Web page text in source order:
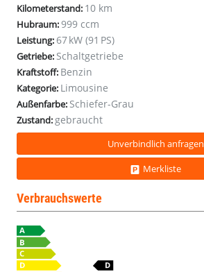
Kilometerstand: 10 km
Hubraum:999 ccm
Leistung:67 kW (91 PS)
Getriebe: Schaltgetriebe
Kraftstoff: Benzin
Kategorie: Limousine
Außenfarbe: Schiefer-Grau
Zustand: gebraucht
Unverbindlich anfragen
Merkliste
Verbrauchswerte